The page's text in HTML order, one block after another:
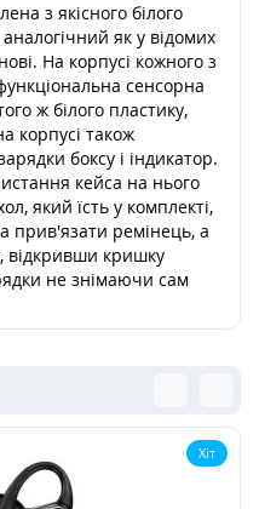
з якісного білого
як у відомих
На корпусі кожного з
сенсорна
ж білого пластику,
корпусі також
боксу і індикатор.
кейса на нього
який їсть у комплекті,
прив'язати ремінець, а
відкривши кришку
не знімаючи сам
Хіт